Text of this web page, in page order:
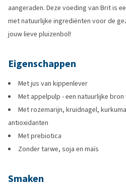
aangeraden. Deze voeding van Brit is
met natuurlijke ingrediënten voor de
jouw lieve pluizenbol!
Eigenschappen
Met jus van kippenlever
Met appelpulp - een natuurlijke bron
Met rozemarijn, kruidnagel,
antioxidanten
Met prebiotica
Zonder tarwe, soja en maïs
Smaken